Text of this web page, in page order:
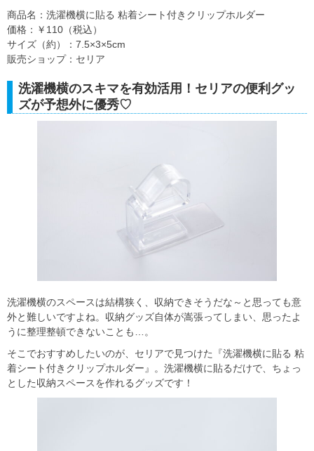
商品名：洗濯機横に貼る 粘着シート付きクリップホルダー
価格：￥110（税込）
サイズ（約）：7.5×3×5cm
販売ショップ：セリア
洗濯機横のスキマを有効活用！セリアの便利グッ
ズが予想外に優秀♡
洗濯機横のスペースは結構狭く、収納できそうだな～と思っても意
外と難しいですよね。収納グッズ自体が嵩張ってしまい、思ったよ
うに整理整頓できないことも…。
そこでおすすめしたいのが、セリアで見つけた『洗濯機横に貼る 粘
着シート付きクリップホルダー』。洗濯機横に貼るだけで、ちょっ
とした収納スペースを作れるグッズです！